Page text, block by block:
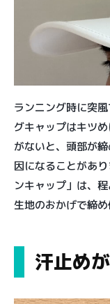
ランニング時に突
グキャップはキツ
がないと、頭部が
因になることがあ
ンキャップ」は、
生地のおかげで締め
汗止め